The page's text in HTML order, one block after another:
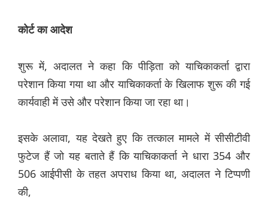
कोर्ट का आदेश
शुरू में, अदालत ने कहा कि पीड़िता को याचिकाकर्ता द्वारा
परेशान किया गया था और याचिकाकर्ता के खिलाफ शुरू की गई
कार्यवाही में उसे और परेशान किया जा रहा था।
इसके अलावा, यह देखते हुए कि तत्काल मामले में सीसीटीवी
फुटेज हैं जो यह बताते हैं कि याचिकाकर्ता ने धारा 354 और
506 आईपीसी के तहत अपराध किया था, अदालत ने टिप्पणी
की,